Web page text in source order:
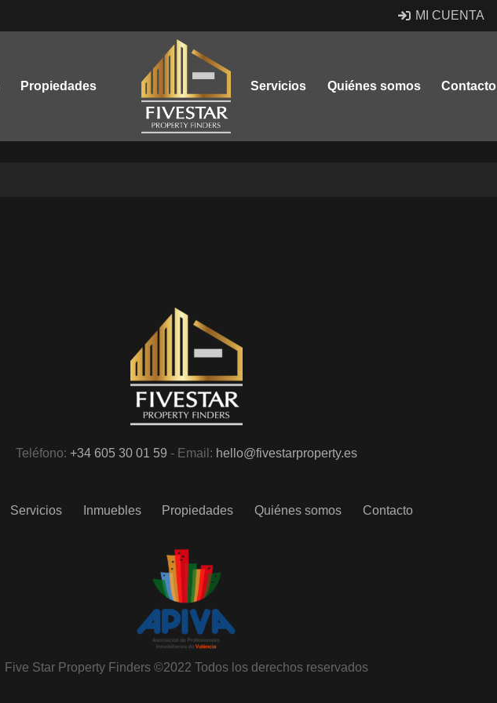
MI CUENTA
Propiedades Servicios Quiénes somos Contacto
Teléfono: +34 605 30 01 59 - Email: hello@fivestarproperty.es
Servicios Inmuebles Propiedades Quiénes somos Contacto
Five Star Property Finders ©2022 Todos los derechos reservados